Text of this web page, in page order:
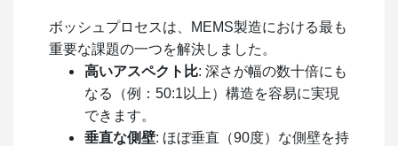
ボッシュプロセスは、MEMS製造における最も
重要な課題の一つを解決しました。
高いアスペクト比: 深さが幅の数十倍にも
なる（例：50:1以上）構造を容易に実現
できます。
垂直な側壁: ほぼ垂直（90度）な側壁を持